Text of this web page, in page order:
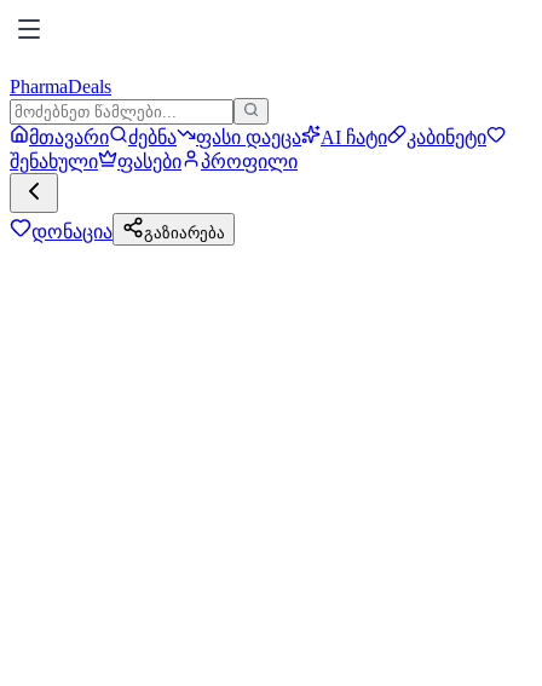
PharmaDeals
მთავარი ძებნა ფასი დაეცა AI ჩატი
კაბინეტი
შენახული
ფასები პროფილი
დონაცია გაზიარება